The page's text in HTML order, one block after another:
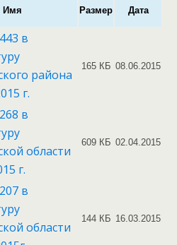
Имя Размер Дата
в
района
г.
165 КБ 08.06.2015
в
области
г.
609 КБ 02.04.2015
в
области
144 КБ 16.03.2015